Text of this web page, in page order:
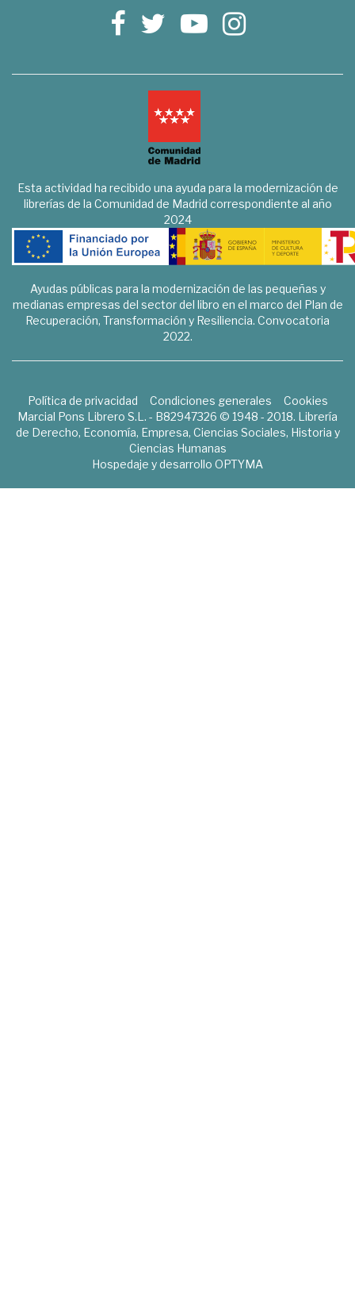
Esta actividad ha recibido una ayuda para la modernización de
librerías de la Comunidad de Madrid correspondiente al año
2024
Ayudas públicas para la modernización de las pequeñas y
medianas empresas del sector del libro en el marco del Plan de
Recuperación, Transformación y Resiliencia. Convocatoria
2022.
Política de privacidad Condiciones generales
Cookies
Marcial Pons Librero S.L. - B82947326 © 1948 - 2018. Librería
de Derecho, Economía, Empresa, Ciencias Sociales, Historia y
Ciencias Humanas
Hospedaje y desarrollo OPTYMA